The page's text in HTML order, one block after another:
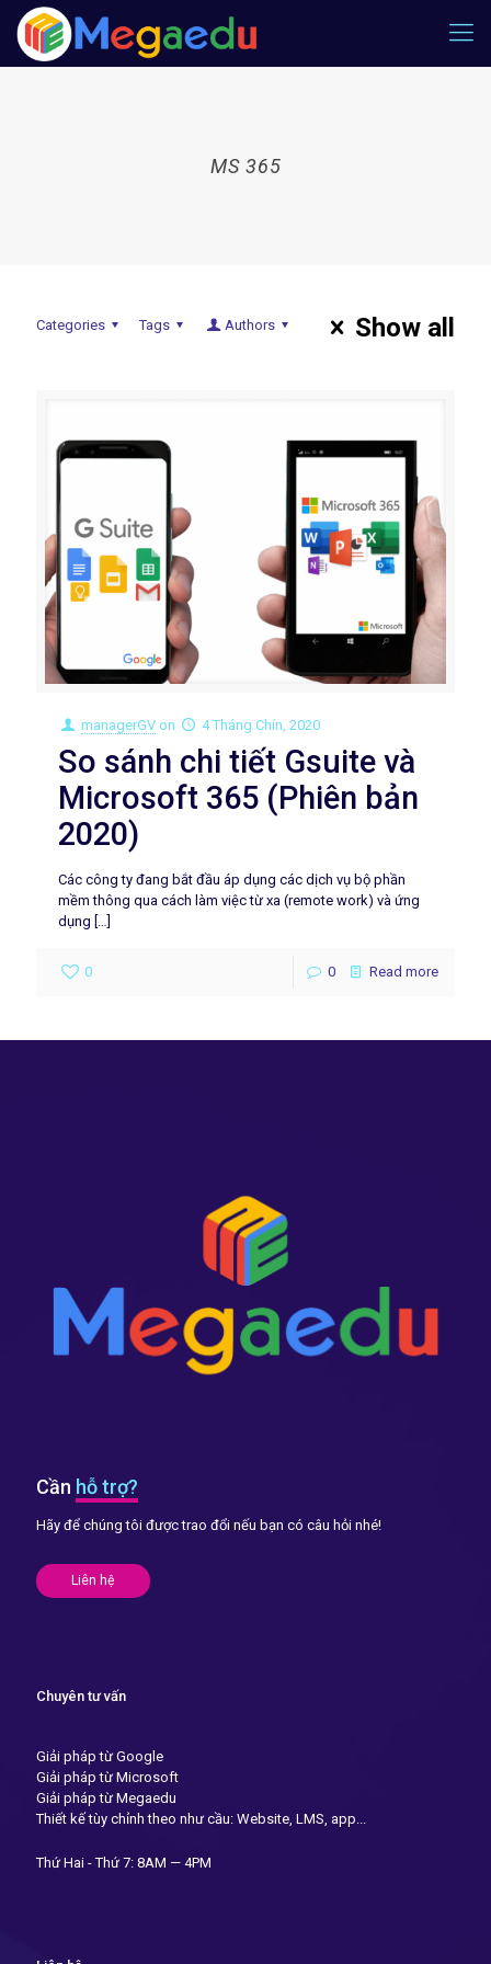
MS 365
Categories Tags Authors Show all
managerGV on 4 Tháng Chín, 2020
So sánh chi tiết Gsuite và
Microsoft 365 (Phiên bản
2020)
Các công ty đang bắt đầu áp dụng các dịch vụ bộ phần
mềm thông qua cách làm việc từ xa (remote work) và ứng
dụng […]
0 0 Read more
Cần hỗ trợ?
Hãy để chúng tôi được trao đổi nếu bạn có câu hỏi nhé!
Liên hệ
Chuyên tư vấn
Giải pháp từ Google
Giải pháp từ Microsoft
Giải pháp từ Megaedu
Thiết kế tùy chỉnh theo như cầu: Website, LMS, app...
Thứ Hai - Thứ 7: 8AM — 4PM